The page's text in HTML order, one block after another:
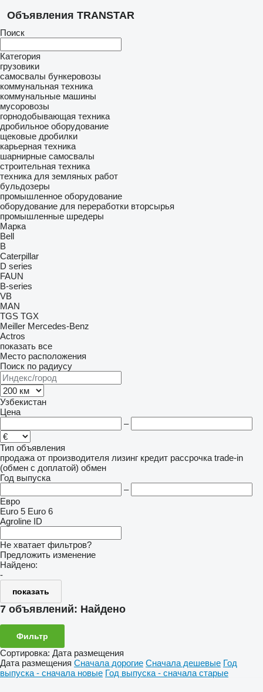
Объявления TRANSTAR
Поиск
Категория
грузовики
самосвалы бункеровозы
коммунальная техника
коммунальные машины
мусоровозы
горнодобывающая техника
дробильное оборудование
щековые дробилки
карьерная техника
шарнирные самосвалы
строительная техника
техника для земляных работ
бульдозеры
промышленное оборудование
оборудование для переработки вторсырья
промышленные шредеры
Марка
Bell
B
Caterpillar
D series
FAUN
B-series
VB
MAN
TGS TGX
Meiller Mercedes-Benz
Actros
показать все
Место расположения
Поиск по радиусу
Узбекистан
Цена
–
Тип объявления
продажа от производителя лизинг кредит рассрочка trade-in
(обмен с доплатой) обмен
Год выпуска
–
Евро
Euro 5 Euro 6
Agroline ID
Не хватает фильтров?
Предложить изменение
Найдено:
-
показать
7 объявлений: Найдено
Фильтр
Сортировка: Дата размещения
Дата размещения Сначала дорогие Сначала дешевые Год
выпуска - сначала новые Год выпуска - сначала старые